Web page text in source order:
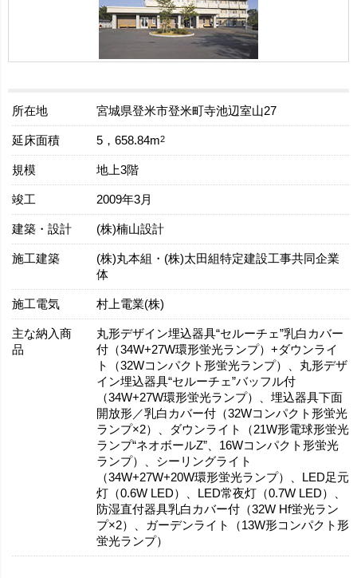
所在地 宮城県登米市登米町寺池辺室山27
延床面積 5，658.84m2
規模 地上3階
竣工 2009年3月
建築・設計 (株)楠山設計
施工建築
(株)丸本組・(株)太田組特定建設工事共同企業
体
施工電気 村上電業(株)
主な納入商
品
丸形デザイン埋込器具“セルーチェ”乳白カバー
付（34W+27W環形蛍光ランプ）+ダウンライ
ト（32Wコンパクト形蛍光ランプ）、丸形デザ
イン埋込器具“セルーチェ”バッフル付
（34W+27W環形蛍光ランプ）、埋込器具下面
開放形／乳白カバー付（32Wコンパクト形蛍光
ランプ×2）、ダウンライト（21W形電球形蛍光
ランプ“ネオボールZ”、16Wコンパクト形蛍光
ランプ）、シーリングライト
（34W+27W+20W環形蛍光ランプ）、LED足元
灯（0.6W LED）、LED常夜灯（0.7W LED）、
防湿直付器具乳白カバー付（32W Hf蛍光ラン
プ×2）、ガーデンライト（13W形コンパクト形
蛍光ランプ）